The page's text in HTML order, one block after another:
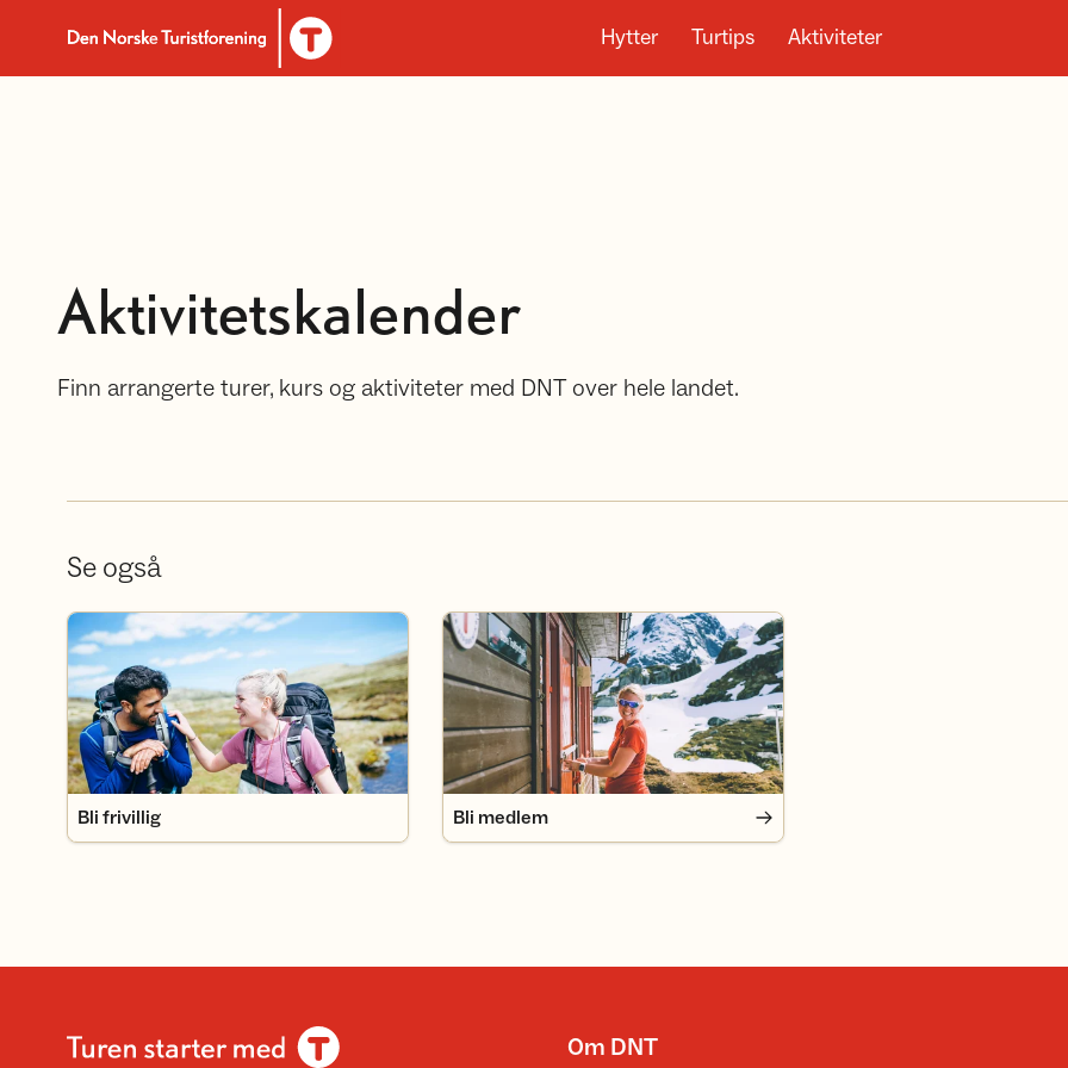
Til DNT.no forside
Hytter Turtips Aktiviteter
Aktivitetskalender
Finn arrangerte turer, kurs og aktiviteter med DNT over hele landet.
Se også
Bli frivillig
Bli frivillig
Bli medlem
Bli medlem
Om DNT